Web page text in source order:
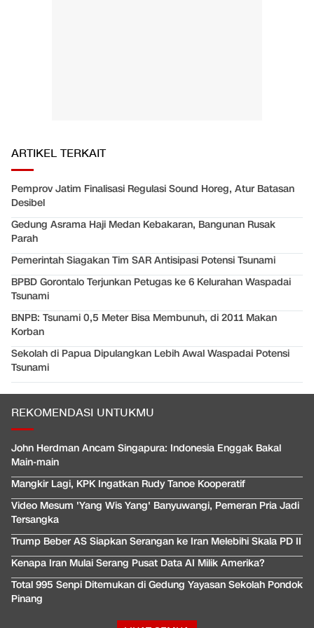
ARTIKEL TERKAIT
Pemprov Jatim Finalisasi Regulasi Sound Horeg, Atur Batasan
Desibel
Gedung Asrama Haji Medan Kebakaran, Bangunan Rusak
Parah
Pemerintah Siagakan Tim SAR Antisipasi Potensi Tsunami
BPBD Gorontalo Terjunkan Petugas ke 6 Kelurahan Waspadai
Tsunami
BNPB: Tsunami 0,5 Meter Bisa Membunuh, di 2011 Makan
Korban
Sekolah di Papua Dipulangkan Lebih Awal Waspadai Potensi
Tsunami
REKOMENDASI UNTUKMU
John Herdman Ancam Singapura: Indonesia Enggak Bakal
Main-main
Mangkir Lagi, KPK Ingatkan Rudy Tanoe Kooperatif
Video Mesum 'Yang Wis Yang' Banyuwangi, Pemeran Pria Jadi
Tersangka
Trump Beber AS Siapkan Serangan ke Iran Melebihi Skala PD II
Kenapa Iran Mulai Serang Pusat Data AI Milik Amerika?
Total 995 Senpi Ditemukan di Gedung Yayasan Sekolah Pondok
Pinang